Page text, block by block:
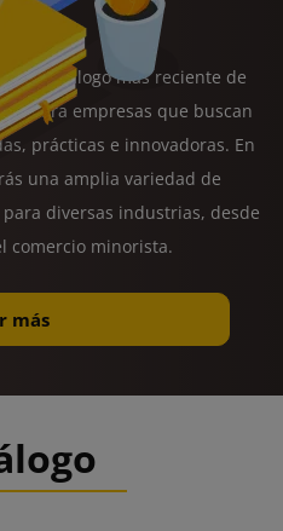
catálogo más reciente de
para empresas que buscan
prácticas e innovadoras. En
una amplia variedad de
diversas industrias, desde
comercio minorista.
más